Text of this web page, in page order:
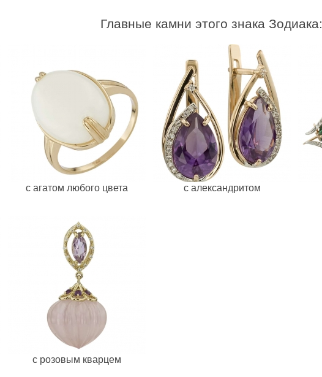
Главные камни этого знака Зодиака:
с агатом любого цвета с александритом
с розовым кварцем